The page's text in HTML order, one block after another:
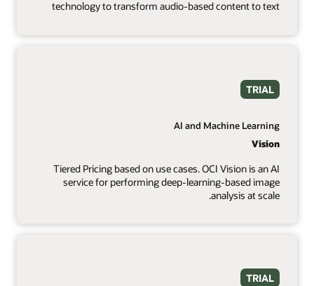
technology to transform audio-based content to text
TRIAL
AI and Machine Learning
Vision
Tiered Pricing based on use cases. OCI Vision is an AI
service for performing deep-learning-based image
analysis at scale.
TRIAL